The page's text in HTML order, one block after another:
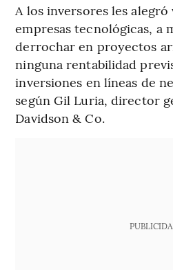
A los inversores les alegró
empresas tecnológicas, a
derrochar en proyectos
ninguna rentabilidad
inversiones en líneas de
según Gil Luria, director
Davidson & Co.